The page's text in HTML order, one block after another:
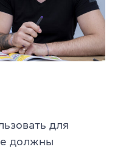
для
должны